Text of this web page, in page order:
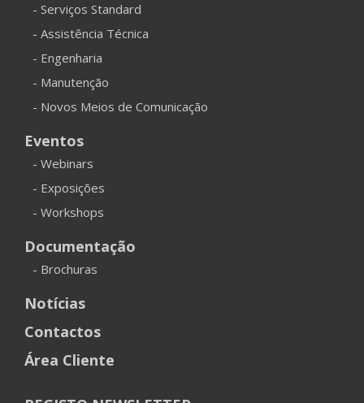
- Serviços Standard
- Assistência Técnica
- Engenharia
- Manutenção
- Novos Meios de Comunicação
Eventos
- Webinars
- Exposições
- Workshops
Documentação
- Brochuras
Notícias
Contactos
Área Cliente